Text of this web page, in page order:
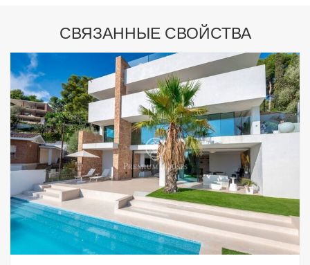
СВЯЗАННЫЕ СВОЙСТВА